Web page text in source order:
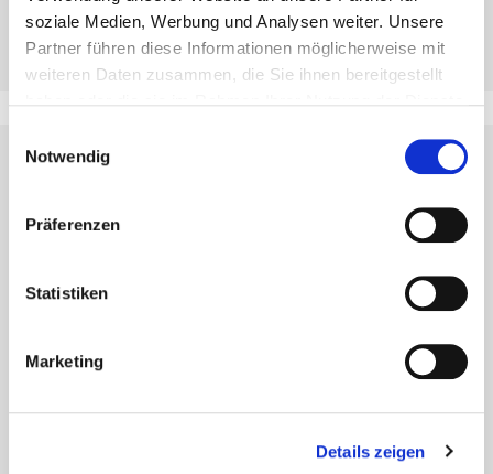
soziale Medien, Werbung und Analysen weiter. Unsere
Partner führen diese Informationen möglicherweise mit
weiteren Daten zusammen, die Sie ihnen bereitgestellt
Notwendig
Präferenzen
Statistiken
Marketing
Details zeigen
No vuelva a perderse las noticias y la
¿Sobre qué temas le gustaría estar informado?